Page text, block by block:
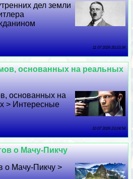
дел земли
11 07 2026 20:23:34
основанных на реальных
основанных на
> Интересные
10 07 2026 23:24:54
о Мачу-Пикчу
о Мачу-Пикчу >